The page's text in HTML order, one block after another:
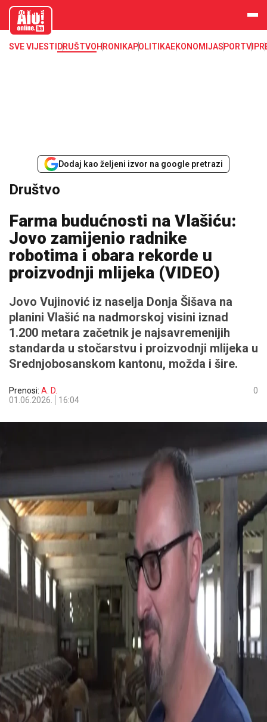
aloonline.b
SVE VIJESTI DRUŠTVOHRONIKAPOLITIKAEKONOMIJASPORTVIP
Dodaj kao željeni izvor na google pretrazi
Društvo
Farma budućnosti na Vlašiću:
Jovo zamijenio radnike
robotima i obara rekorde u
proizvodnji mlijeka (VIDEO)
Jovo Vujinović iz naselja Donja Šišava na
planini Vlašić na nadmorskoj visini iznad
1.200 metara začetnik je najsavremenijih
standarda u stočarstvu i proizvodnji mlijeka u
Srednjobosanskom kantonu, možda i šire.
Prenosi: A. D.
01.06.2026.
16:04
0